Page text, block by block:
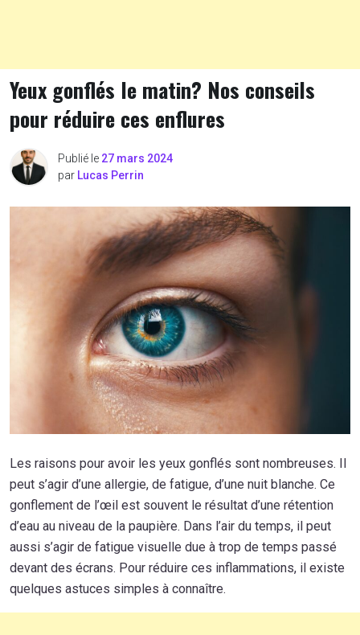
Yeux gonflés le matin? Nos conseils
pour réduire ces enflures
Publié le 27 mars 2024
par Lucas Perrin
Les raisons pour avoir les yeux gonflés sont nombreuses. Il
peut s’agir d’une allergie, de fatigue, d’une nuit blanche. Ce
gonflement de l’œil est souvent le résultat d’une rétention
d’eau au niveau de la paupière. Dans l’air du temps, il peut
aussi s’agir de fatigue visuelle due à trop de temps passé
devant des écrans. Pour réduire ces inflammations, il existe
quelques astuces simples à connaître.